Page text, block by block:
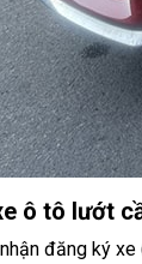
ô tô lướt
đăng ký